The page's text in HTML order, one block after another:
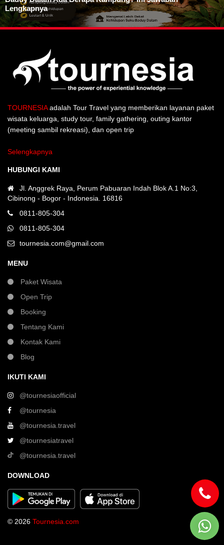
Lengkapnya
TOURNESIAadalah Tour Travel yang memberikan layanan paket
wisata keluarga, study tour, family gathering, outing kantor
(meeting sambil rekreasi), dan open trip
Selengkapnya
HUBUNGI KAMI
Jl. Anggrek Raya, Perum Pabuaran Indah Blok A.1 No:3,
Cibinong - Bogor - Indonesia. 16816
0811-805-304
0811-805-304
tournesia.com@gmail.com
MENU
Paket Wisata
Open Trip
Booking
Tentang Kami
Kontak Kami
Blog
IKUTI KAMI
@tournesiaofficial
@tournesia
@tournesia.travel
@tournesiatravel
@tournesia.travel
DOWNLOAD
© 2026 Tournesia.com